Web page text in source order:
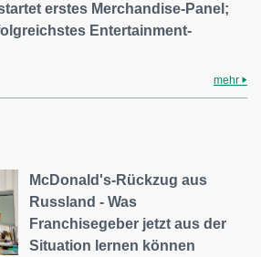
erstes Merchandise-Panel;
Entertainment-
mehr
McDonald's-Rückzug aus
Russland - Was
Franchisegeber jetzt aus der
Situation lernen können